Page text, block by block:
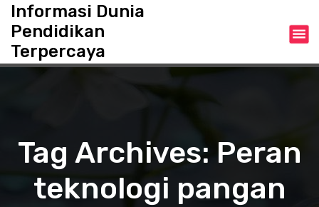
t
Informasi Dunia
Pendidikan
Terpercaya
Tag Archives: Peran
teknologi pangan